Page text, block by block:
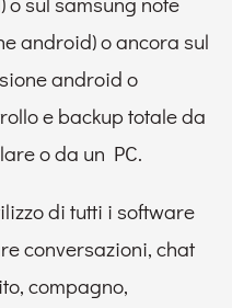
android) o ancora sul
android o
e backup totale da
o da un PC.
di tutti i software
conversazioni, chat
compagno,